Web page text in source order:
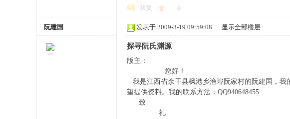
回复
阮建国 发表于 2009-3-19 09:59:08 显示全部楼层
探寻阮氏渊源
版主：
您好！
我是江西省余干县枫港乡渔埠阮家村的阮建国，我
望提供资料。我的联系方法：QQ940648455
致
礼